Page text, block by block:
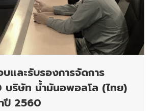
และรับรองการจัดการ
บริษัท น้ำมันอพอลโล (ไทย)
ปี 2560